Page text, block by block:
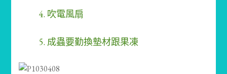
4. 吹電風扇
5. 成蟲要勤換墊材跟果凍